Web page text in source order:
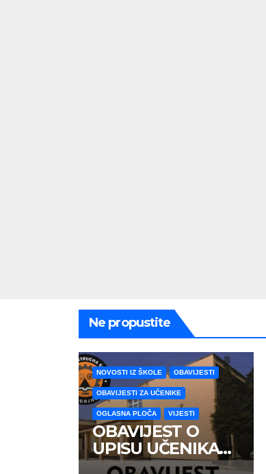
Ne propustite
NOVOSTI IZ ŠKOLE OBAVIJESTI
OBAVIJESTI ZA UČENIKE
OGLASNA PLOČA VIJESTI
OBAVIJEST O
UPISU UČENIKA
PRVIH RAZREDA